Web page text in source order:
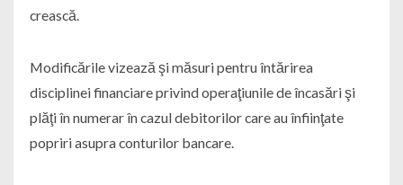
crească.
Modificările vizează şi măsuri pentru întărirea
disciplinei financiare privind operaţiunile de încasări şi
plăţi în numerar în cazul debitorilor care au înfiinţate
popriri asupra conturilor bancare.